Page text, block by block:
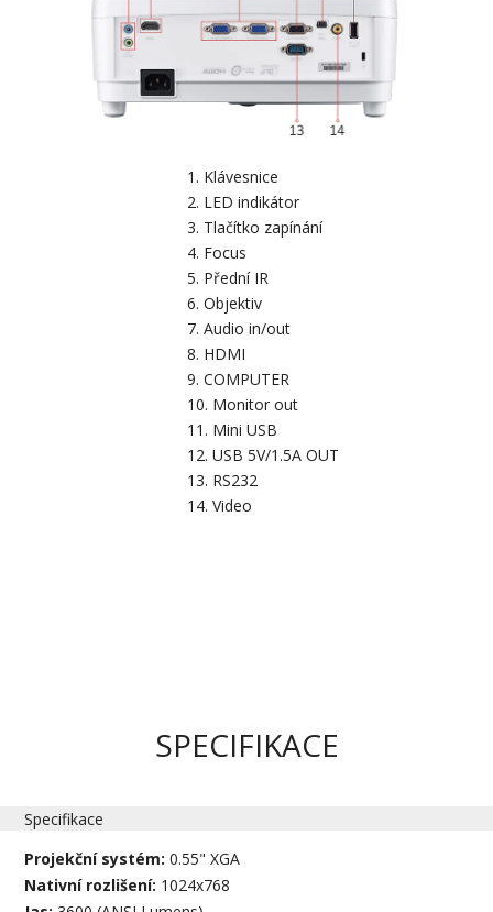
Klávesnice
LED indikátor
Tlačítko zapínání
Focus
Přední IR
Objektiv
Audio in/out
HDMI
COMPUTER
Monitor out
Mini USB
USB 5V/1.5A OUT
RS232
Video
SPECIFIKACE
Specifikace
Projekční systém:0.55" XGA
Nativní rozlišení: 1024x768